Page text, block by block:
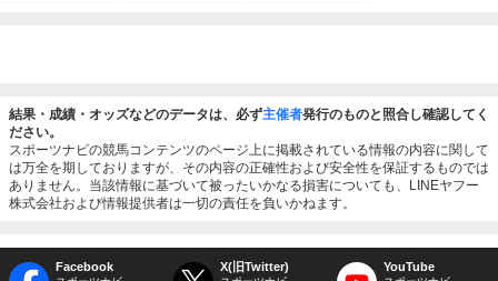
結果・成績・オッズなどのデータは、必ず主催者発行のものと照合し確認してく
ださい。
スポーツナビの競馬コンテンツのページ上に掲載されている情報の内容に関して
は万全を期しておりますが、その内容の正確性および安全性を保証するものでは
ありません。当該情報に基づいて被ったいかなる損害についても、LINEヤフー
株式会社および情報提供者は一切の責任を負いかねます。
Facebook X(旧Twitter) YouTube